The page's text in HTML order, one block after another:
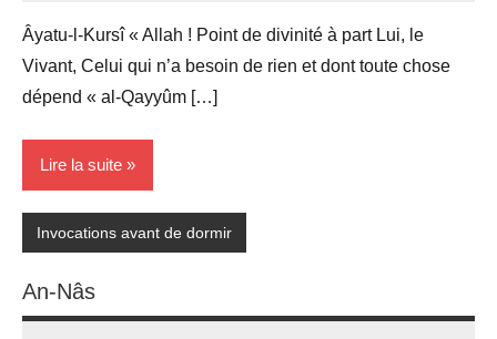
Âyatu-l-Kursî « Allah ! Point de divinité à part Lui, le
Vivant, Celui qui n’a besoin de rien et dont toute chose
dépend « al-Qayyûm […]
Lire la suite
Invocations avant de dormir
An-Nâs